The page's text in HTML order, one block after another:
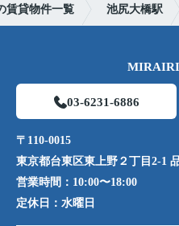
賃貸物件一覧 池尻大橋駅
03-6231-6886
〒110-0015
東京都台東区東上野２丁目2-1
営業時間： 10:00〜18:00
定休日： 水曜日